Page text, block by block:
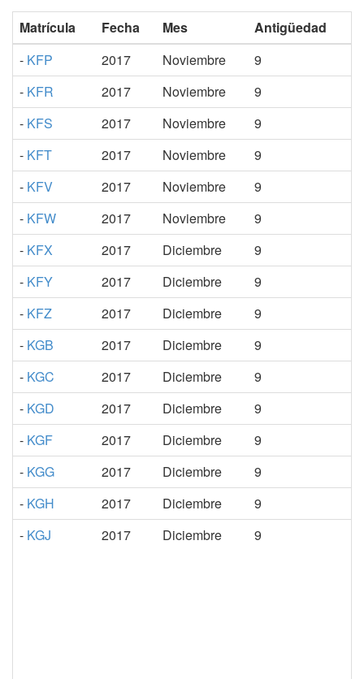
Matrícula Fecha Mes
Antigüedad
- KFP 2017 Noviembre
9
- KFR 2017 Noviembre
9
- KFS 2017 Noviembre
9
- KFT 2017 Noviembre
9
- KFV 2017 Noviembre
9
- KFW 2017 Noviembre
9
- KFX 2017 Diciembre
9
- KFY 2017 Diciembre
9
- KFZ 2017 Diciembre
9
- KGB 2017 Diciembre
9
- KGC 2017 Diciembre
9
- KGD 2017 Diciembre
9
- KGF 2017 Diciembre
9
- KGG 2017 Diciembre
9
- KGH 2017 Diciembre
9
- KGJ 2017 Diciembre 9